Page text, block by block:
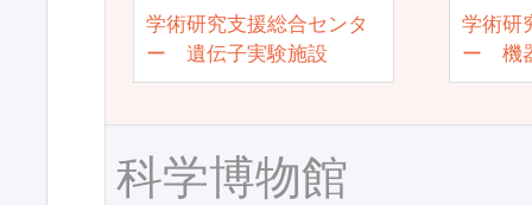
学術研究支援総合センタ
ー 遺伝子実験施設
学術研
ー 機
科学博物館